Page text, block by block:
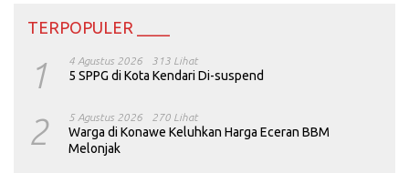
TERPOPULER ____
1 4 Agustus 2026 313 Lihat
5 SPPG di Kota Kendari Di-suspend
2 5 Agustus 2026 270 Lihat
Warga di Konawe Keluhkan Harga Eceran BBM
Melonjak